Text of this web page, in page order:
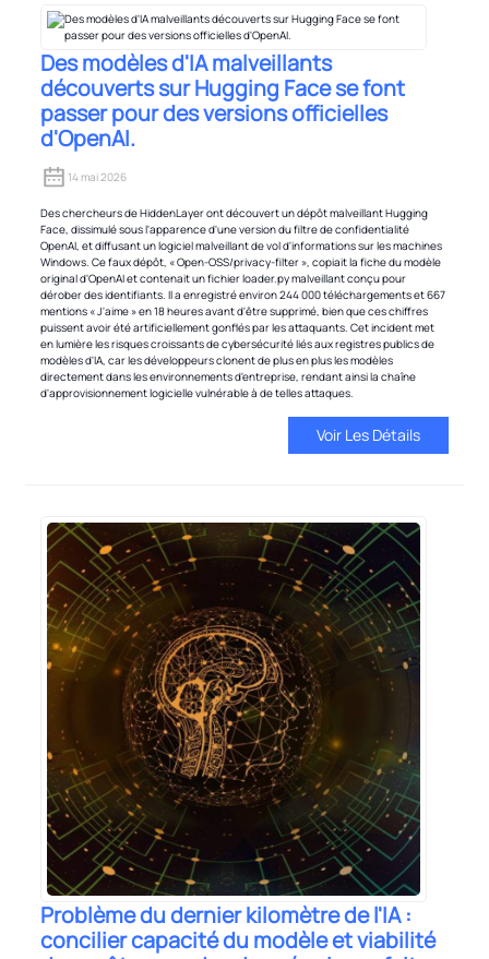
Des modèles d'IA malveillants
découverts sur Hugging Face se font
passer pour des versions officielles
d'OpenAI.
14 mai 2026
Des chercheurs de HiddenLayer ont découvert un dépôt malveillant Hugging
Face, dissimulé sous l'apparence d'une version du filtre de confidentialité
OpenAI, et diffusant un logiciel malveillant de vol d'informations sur les machines
Windows. Ce faux dépôt, « Open-OSS/privacy-filter », copiait la fiche du modèle
original d'OpenAI et contenait un fichier loader.py malveillant conçu pour
dérober des identifiants. Il a enregistré environ 244 000 téléchargements et 667
mentions « J'aime » en 18 heures avant d'être supprimé, bien que ces chiffres
puissent avoir été artificiellement gonflés par les attaquants. Cet incident met
en lumière les risques croissants de cybersécurité liés aux registres publics de
modèles d'IA, car les développeurs clonent de plus en plus les modèles
directement dans les environnements d'entreprise, rendant ainsi la chaîne
d'approvisionnement logicielle vulnérable à de telles attaques.
Voir Les Détails
Problème du dernier kilomètre de l'IA :
concilier capacité du modèle et viabilité